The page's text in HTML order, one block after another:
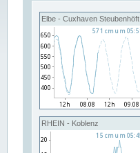
Elbe - Cuxhaven Steubenhöft
RHEIN - Koblenz